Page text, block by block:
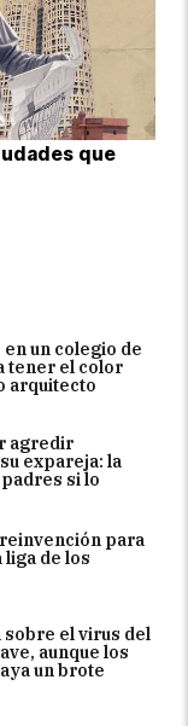
un colegio de
tener el color
arquitecto
agredir
expareja: la
si lo
para
liga de los
el virus del
aunque los
un brote
que